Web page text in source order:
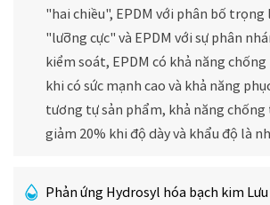
"hai chiều", EPDM với phân bố
"lưỡng cực" và EPDM với sự phân
kiểm soát, EPDM có khả năng
khi có sức mạnh cao và khả năng
tương tự sản phẩm, khả năng
giảm 20% khi độ dày và khẩu độ là
Phản ứng Hydrosyl hóa bạch kim